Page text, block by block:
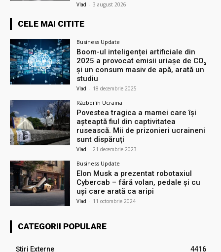
Vlad - 3 august 2026
CELE MAI CITITE
Business Update
Boom-ul inteligenței artificiale din
2025 a provocat emisii uriașe de CO₂
și un consum masiv de apă, arată un
studiu
Vlad - 18 decembrie 2025
Război în Ucraina
Povestea tragica a mamei care își
așteaptă fiul din captivitatea
rusească. Mii de prizonieri ucraineni
sunt dispăruți
Vlad - 21 decembrie 2023
Business Update
Elon Musk a prezentat robotaxiul
Cyberсab – fără volan, pedale și cu
uși care arată ca aripi
Vlad - 11 octombrie 2024
CATEGORII POPULARE
Știri Externe 4416